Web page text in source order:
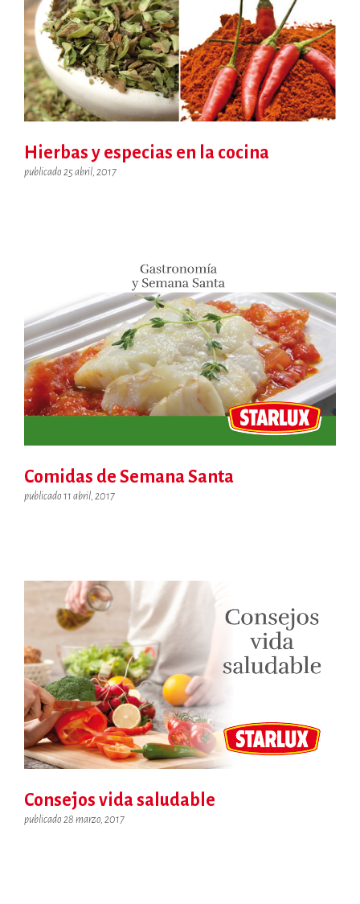
Hierbas y especias en la cocina
publicado 25 abril, 2017
Comidas de Semana Santa
publicado 11 abril, 2017
Consejos vida saludable
publicado 28 marzo, 2017